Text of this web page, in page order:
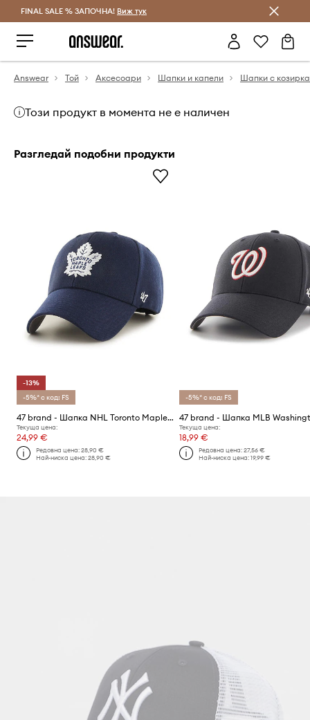
Спестявай с Answear Club
FINAL SALE % ЗАПОЧНА! Виж тук
Answear Той Аксесоари Шапки и капели Шапки с козирка
Този продукт в момента не е наличен
Разгледай подобни продукти
-13%
-5%* с код: FS
47 brand - Шапка NHL Toronto Maple Leafs
Текуща цена:
24,99 €
Редовна цена:28,90 €
Най-ниска цена:28,90 €
-5%* с код: FS
Текуща цена:
18,99 €
Редовна цена: 27,56 €
Най-ниска цена: 19,99 €